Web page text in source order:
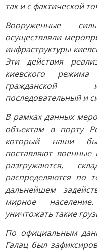
так и с фактической
Вооруженные
осуществляли
инфраструктуры
Эти действия
киевского
гражданской
последовательный и
В рамках данных
объектам в порту
который наши
поставляют
разгружаются,
распределяются по
дальнейшем
мирное
уничтожать такие
По официальным
Галац был